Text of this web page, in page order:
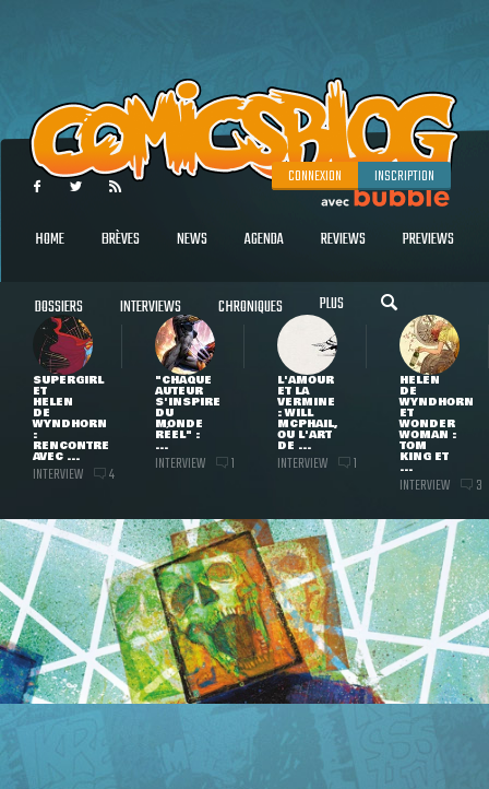
CONNEXION INSCRIPTION
HOME BRÈVES NEWS AGENDA REVIEWS PREVIEWS
DOSSIERS INTERVIEWS CHRONIQUES PLUS
SUPERGIRL
ET
HELEN
DE
WYNDHORN
:
RENCONTRE
AVEC ...
INTERVIEW 4
"CHAQUE
AUTEUR
S'INSPIRE
DU
MONDE
RÉEL" :
...
INTERVIEW 1
L'AMOUR
ET LA
VERMINE
: WILL
MCPHAIL,
OU L'ART
DE ...
INTERVIEW 1
HELEN
DE
WYNDHORN
ET
WONDER
WOMAN :
TOM
KING ET
...
INTERVIEW 3